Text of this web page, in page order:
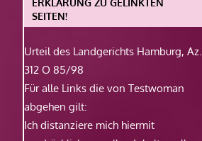
ERKLÄRUNG ZU GELINKTEN
SEITEN!
Urteil des Landgerichts Hamburg, Az.
312 O 85/98
Für alle Links die von Testwoman
abgehen gilt:
Ich distanziere mich hiermit